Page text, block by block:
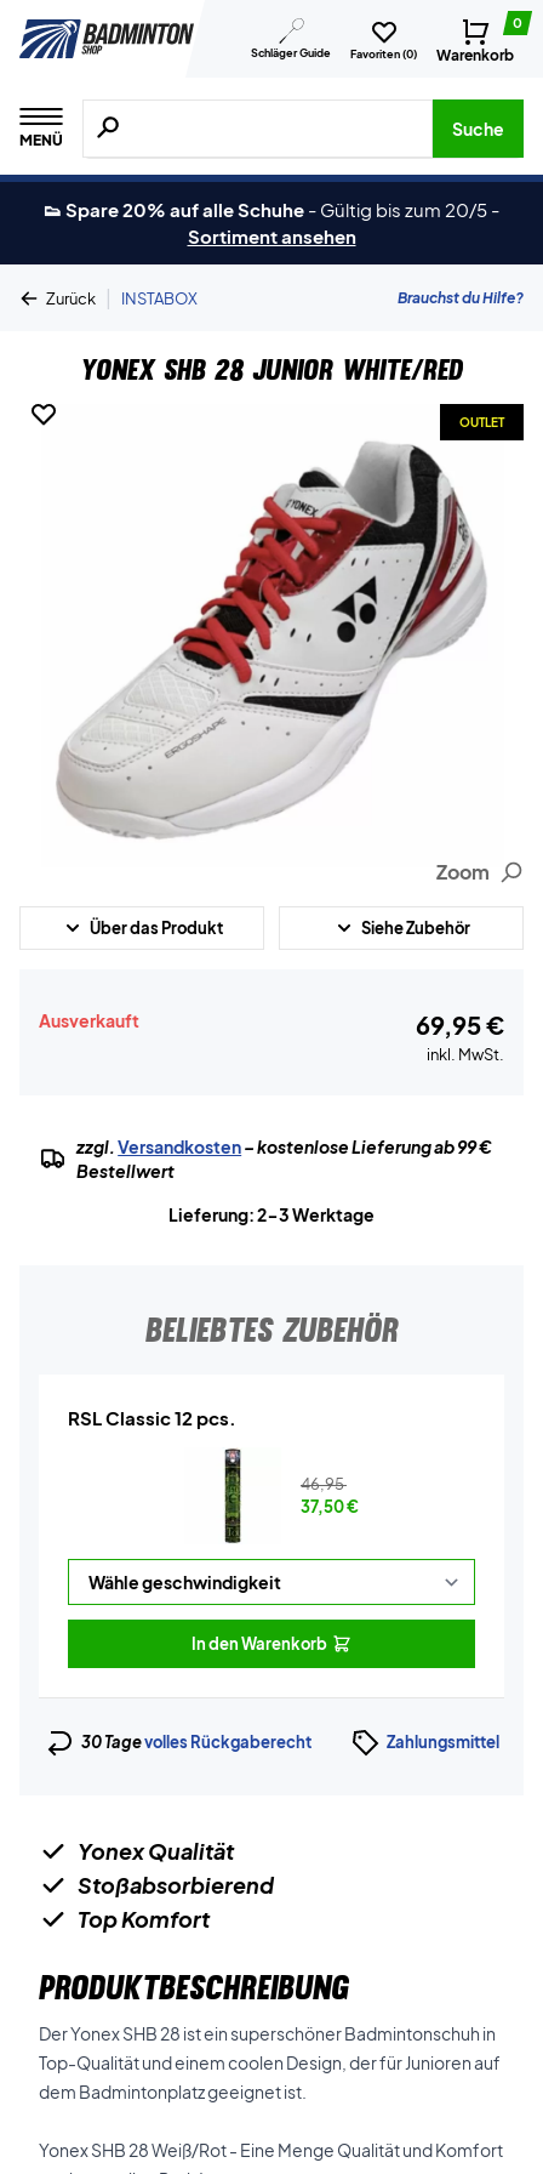
Schläger Guide Favoriten (0)
0
Warenkorb
MENÜ
Suche nach Produkten, Marken usw.
Suche
👟 Spare 20% auf alle Schuhe - Gültig bis zum 20/5 -
Sortiment ansehen
Zurück | INSTABOX Brauchst du Hilfe?
Yonex SHB 28 Junior White/Red
OUTLET
Zoom
Über das Produkt Siehe Zubehör
Ausverkauft 69,95 €
inkl. MwSt.
zzgl.Versandkosten– kostenlose Lieferung ab 99 €
Bestellwert
Lieferung: 2-3 Werktage
BELIEBTES ZUBEHÖR
RSL Classic 12 pcs.
46,95
37,50€
In den Warenkorb
30 Tagevolles Rückgaberecht Zahlungsmittel
Yonex Qualität
Stoßabsorbierend
Top Komfort
PRODUKTBESCHREIBUNG
Der Yonex SHB 28 ist ein superschöner Badmintonschuh in
Top-Qualität und einem coolen Design, der für Junioren auf
dem Badmintonplatz geeignet ist.
Yonex SHB 28 Weiß/Rot - Eine Menge Qualität und Komfort